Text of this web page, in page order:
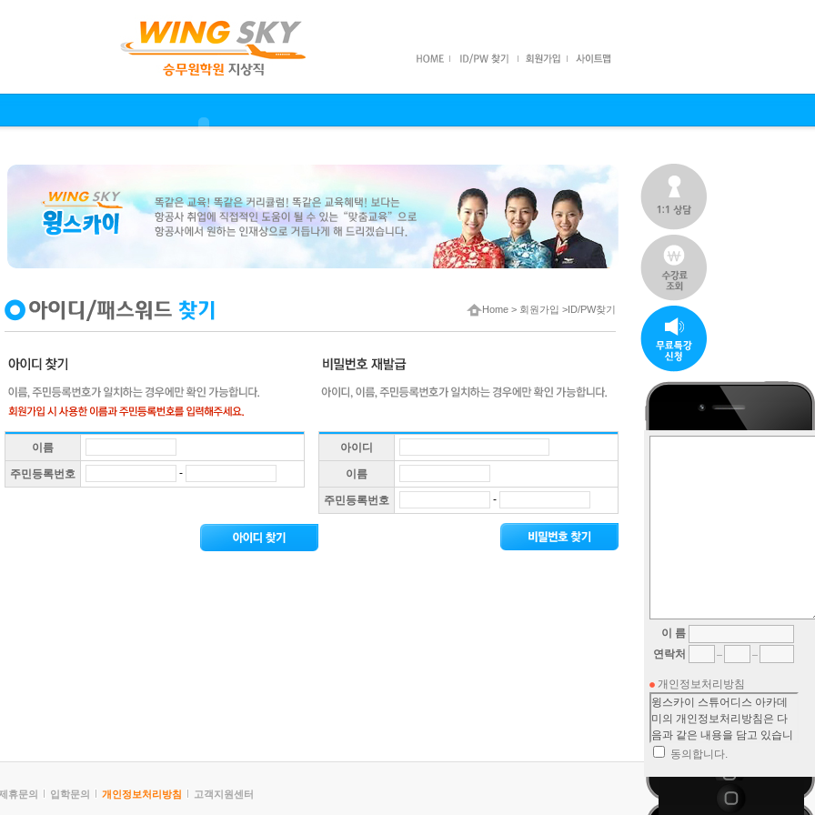
Home> 회원가입 >ID/PW찾기
이름
주민등록번호 -
아이디
이름
주민등록번호 -
휴문의 입학문의 개인정보처리방침 고객지원센터
이 름
연락처
개인정보처리방침
동의합니다.